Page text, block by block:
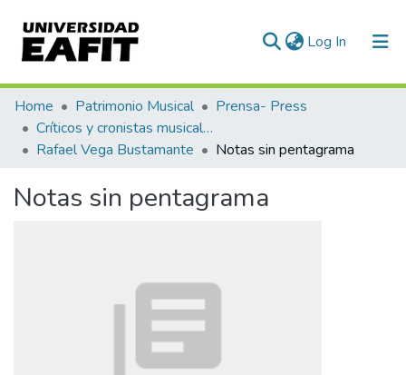
Log In (current)
Communities & Collections
All of DSpace
Home Patrimonio Musical
Prensa- Press
Críticos y cronistas musicales
Rafael Vega Bustamante
Notas sin pentagrama
Notas sin pentagrama